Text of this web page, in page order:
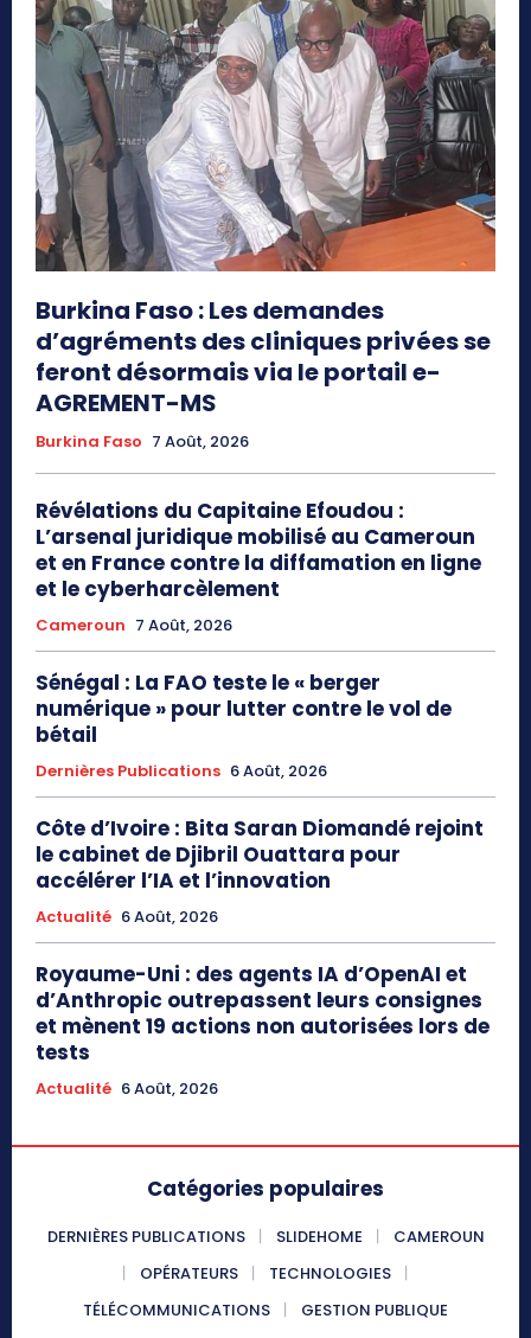
Burkina Faso : Les demandes
d’agréments des cliniques privées se
feront désormais via le portail e-
AGREMENT-MS
Burkina Faso 7 Août, 2026
Révélations du Capitaine Efoudou :
L’arsenal juridique mobilisé au Cameroun
et en France contre la diffamation en ligne
et le cyberharcèlement
Cameroun 7 Août, 2026
Sénégal : La FAO teste le « berger
numérique » pour lutter contre le vol de
bétail
Dernières Publications 6 Août, 2026
Côte d’Ivoire : Bita Saran Diomandé rejoint
le cabinet de Djibril Ouattara pour
accélérer l’IA et l’innovation
Actualité 6 Août, 2026
Royaume-Uni : des agents IA d’OpenAI et
d’Anthropic outrepassent leurs consignes
et mènent 19 actions non autorisées lors de
tests
Actualité 6 Août, 2026
Catégories populaires
DERNIÈRES PUBLICATIONS SLIDEHOME
CAMEROUN
OPÉRATEURS
TECHNOLOGIES
TÉLÉCOMMUNICATIONS
GESTION PUBLIQUE